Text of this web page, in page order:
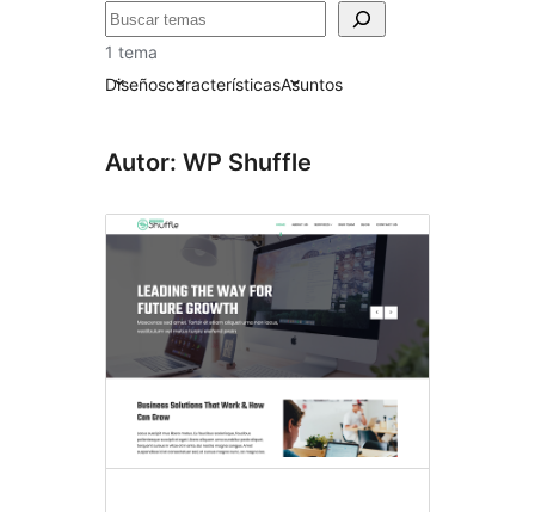
Buscar
1 tema
DiseñoscaracterísticasAsuntos
Autor: WP Shuffle